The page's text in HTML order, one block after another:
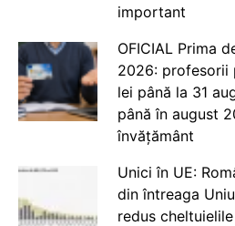
important
OFICIAL Prima
2026: profesorii
lei până la 31
până în august
învățământ
Unici în UE:
din întreaga
redus